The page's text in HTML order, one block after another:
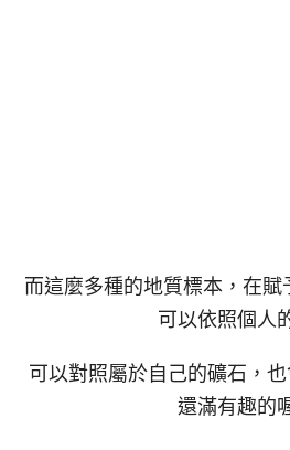
而這麼多種的地質標本，在賦
可以依照個人
可以對照屬於自己的礦石，
還滿有趣的